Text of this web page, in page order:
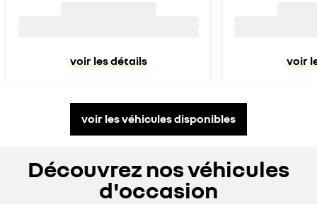
voir les détails voir
voir les véhicules disponibles
Découvrez nos véhicules
d'occasion